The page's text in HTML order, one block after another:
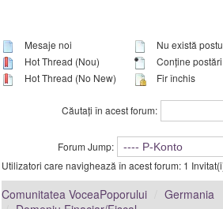
Mesaje noi
Hot Thread (Nou)
Hot Thread (No New)
Nu există
Conține
Fir închis
Căutați în acest forum:
Forum Jump:
Utilizatori care navighează în acest forum: 1
Comunitatea VoceaPoporului
Germania